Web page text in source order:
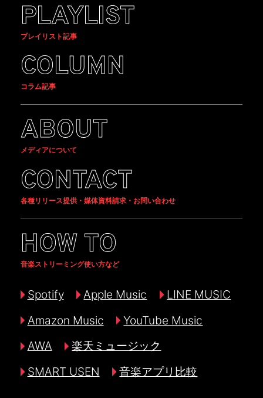
PLAYLIST
プレイリスト記事
COLUMN
コラム記事
ABOUT
メディアについて
CONTACT
各種リリース提供・媒体資料請求・お問い合わせ
HOW TO
音楽ストリーミング使い方など
Spotify Apple Music
LINE MUSIC
Amazon Music
YouTube Music
AWA
楽天ミュージック
SMART USEN
音楽アプリ比較